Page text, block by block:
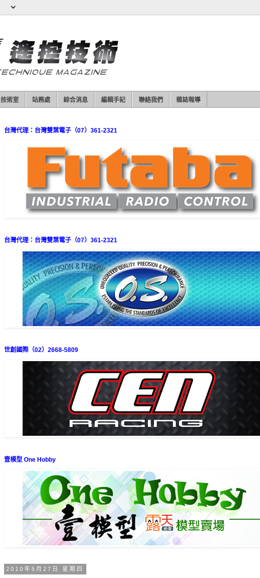
技術室 站務處 綜合消息 編輯手記 聯絡我們 雜誌報導
台灣代理：台灣雙葉電子（07）361-2321
台灣代理：台灣雙葉電子（07）361-2321
世創國際（02）2668-5809
壹模型 One Hobby
2010年5月27日 星期四